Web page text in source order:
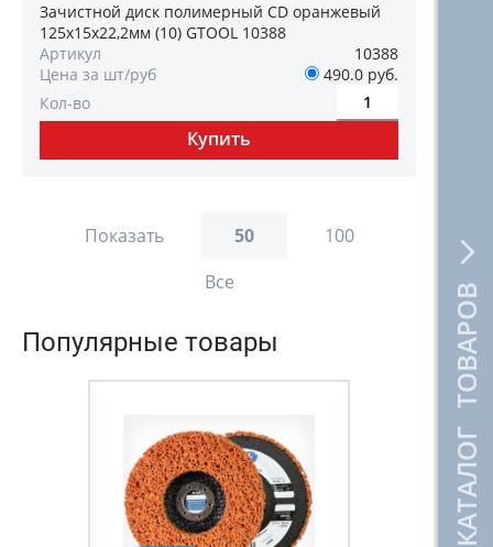
КАТАЛОГ ТОВАРОВ
Зачистной диск полимерный CD оранжевый
125х15х22,2мм (10) GTOOL 10388
Артикул
10388
Цена за шт/руб
490.0 руб.
Кол-во
Показать 50
100
Все
Популярные товары